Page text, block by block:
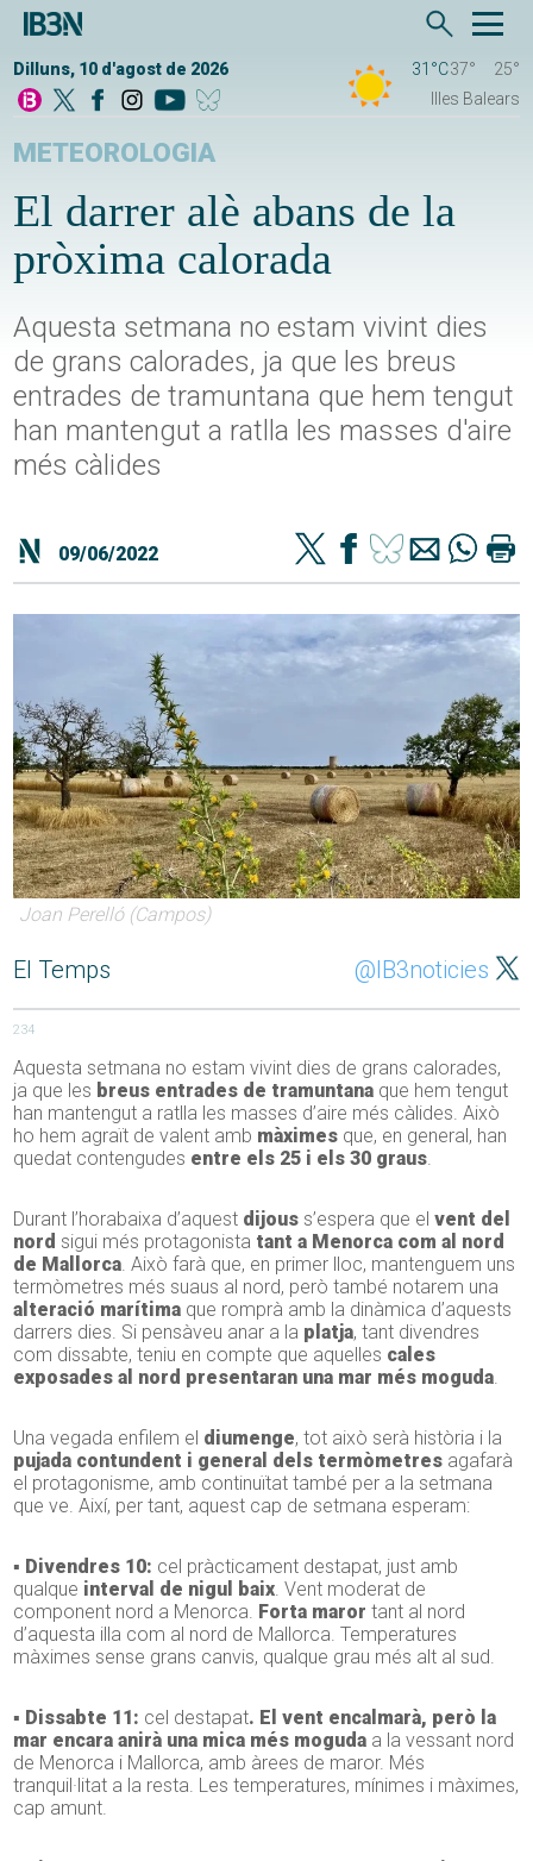
Dilluns, 10 d'agost de 2026 31°C37°
25°
Illes Balears
METEOROLOGIA
El darrer alè abans de la
pròxima calorada
Aquesta setmana no estam vivint dies
de grans calorades, ja que les breus
entrades de tramuntana que hem tengut
han mantengut a ratlla les masses d'aire
més càlides
09/06/2022
Joan Perelló (Campos)
El Temps @IB3noticies
234
Aquesta setmana no estam vivint dies de grans calorades,
ja que les breus entrades de tramuntana que hem tengut
han mantengut a ratlla les masses d’aire més càlides. Això
ho hem agraït de valent amb màximes que, en general, han
quedat contengudes entre els 25 i els 30 graus.
Durant l’horabaixa d’aquest dijous s’espera que elvent del
nord sigui més protagonista tant a Menorca com al nord
de Mallorca. Això farà que, en primer lloc, mantenguem uns
termòmetres més suaus al nord, però també notarem una
alteració marítima que romprà amb la dinàmica d’aquests
darrers dies. Si pensàveu anar a la platja, tant divendres
com dissabte, teniu en compte que aquelles cales
exposades al nord presentaran una mar més moguda.
Una vegada enfilem el diumenge, tot això serà història i la
pujada contundent i general dels termòmetres agafarà
el protagonisme, amb continuïtat també per a la setmana
que ve. Així, per tant, aquest cap de setmana esperam:
▪ Divendres 10: cel pràcticament destapat, just amb
qualque interval de nigul baix. Vent moderat de
component nord a Menorca. Forta maror tant al nord
d’aquesta illa com al nord de Mallorca. Temperatures
màximes sense grans canvis, qualque grau més alt al sud.
▪ Dissabte 11: cel destapat. El vent encalmarà, però la
mar encara anirà una mica més moguda a la vessant nord
de Menorca i Mallorca, amb àrees de maror. Més
tranquil·litat a la resta. Les temperatures, mínimes i màximes,
cap amunt.